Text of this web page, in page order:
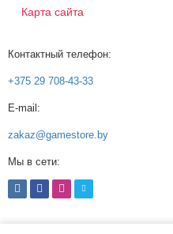
Карта сайта
Контактный телефон:
+375 29 708-43-33
E-mail:
zakaz@gamestore.by
Мы в сети: